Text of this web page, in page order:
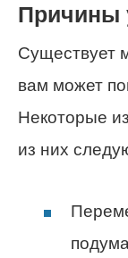
Причины
Существует
вам может
Некоторые
из них